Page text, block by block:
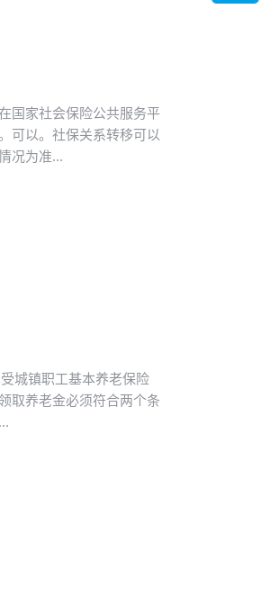
国家社会保险公共服务平
可以。社保关系转移可以
况为准...
城镇职工基本养老保险
取养老金必须符合两个条